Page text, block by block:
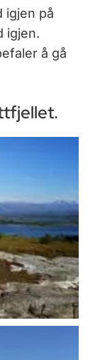
igjen på
igjen.
å gå